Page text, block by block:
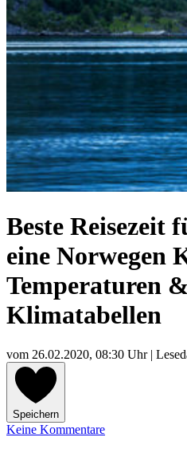
Beste Reisezeit
eine Norwegen
Temperaturen &
Klimatabellen
vom 26.02.2020, 08:30 Uhr|
Speichern
Keine Kommentare